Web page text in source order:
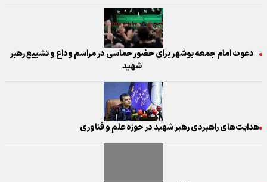
دعوت امام جمعه بوشهر برای حضور حماسی در مراسم وداع و تشییع رهبر
شهید
هدایت‌های راهبردی رهبر شهید در حوزه علم و فناوری